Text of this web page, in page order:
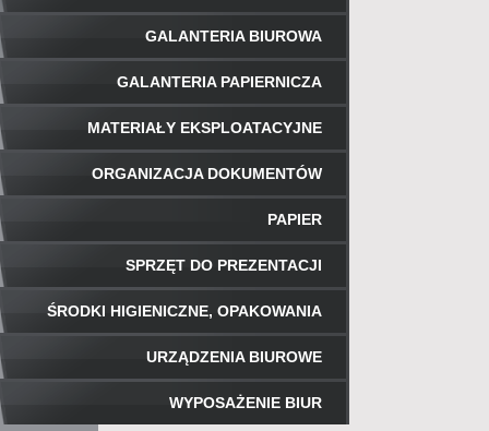
GALANTERIA BIUROWA
GALANTERIA PAPIERNICZA
MATERIAŁY EKSPLOATACYJNE
ORGANIZACJA DOKUMENTÓW
PAPIER
SPRZĘT DO PREZENTACJI
ŚRODKI HIGIENICZNE, OPAKOWANIA
URZĄDZENIA BIUROWE
WYPOSAŻENIE BIUR